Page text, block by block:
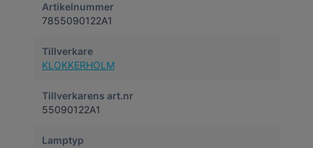
Artikelnummer
7855090122A1
Tillverkare
KLOKKERHOLM
Tillverkarens art.nr
55090122A1
Lamptyp